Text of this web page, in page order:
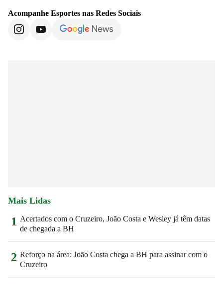
Acompanhe Esportes nas Redes Sociais
Mais Lidas
1 Acertados com o Cruzeiro, João Costa e Wesley já têm datas
de chegada a BH
2 Reforço na área: João Costa chega a BH para assinar com o
Cruzeiro